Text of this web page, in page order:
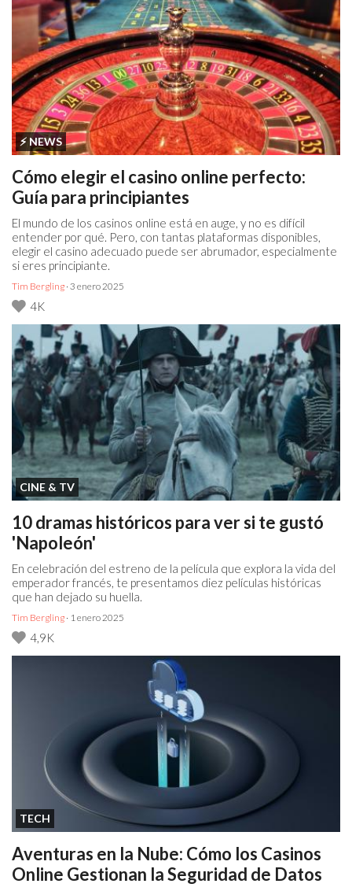
⚡️ NEWS
Cómo elegir el casino online perfecto:
Guía para principiantes
El mundo de los casinos online está en auge, y no es difícil
entender por qué. Pero, con tantas plataformas disponibles,
elegir el casino adecuado puede ser abrumador, especialmente
si eres principiante.
Tim Bergling · 3 enero 2025
4K
CINE & TV
10 dramas históricos para ver si te gustó
'Napoleón'
En celebración del estreno de la película que explora la vida del
emperador francés, te presentamos diez películas históricas
que han dejado su huella.
Tim Bergling · 1 enero 2025
4,9K
TECH
Aventuras en la Nube: Cómo los Casinos
Online Gestionan la Seguridad de Datos